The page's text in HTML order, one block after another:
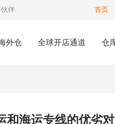
伴 首页
外仓 全球开店通道 仓
和海运专线的优劣